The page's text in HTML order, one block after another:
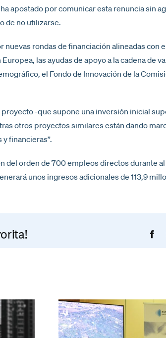
apostado por comunicar esta renuncia sin
de no utilizarse.
rondas de financiación alineadas con
las ayudas de apoyo a la cadena de
el Fondo de Innovación de la
-que supone una inversión inicial
otros proyectos similares están dando
financieras”.
del orden de 700 empleos directos durante
unos ingresos adicionales de 113,9
de
New
Extremadura
Energies